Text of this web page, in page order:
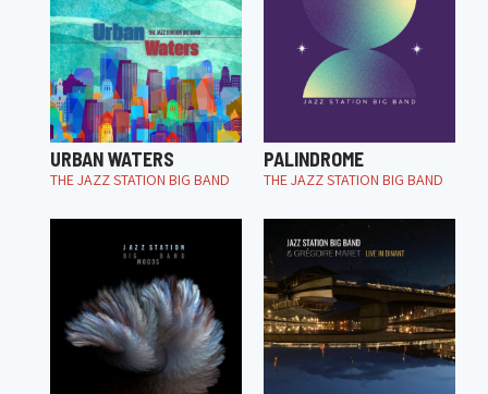
URBAN WATERS
THE JAZZ STATION BIG BAND
PALINDROME
THE JAZZ STATION BIG BAND